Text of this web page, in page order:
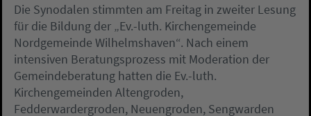
Die Synodalen stimmten am Freitag in zweiter Lesung
für die Bildung der „Ev.-luth. Kirchengemeinde
Nordgemeinde Wilhelmshaven“. Nach einem
intensiven Beratungsprozess mit Moderation der
Gemeindeberatung hatten die Ev.-luth.
Kirchengemeinden Altengroden,
Fedderwardergroden, Neuengroden, Sengwarden